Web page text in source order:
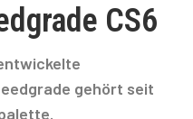
CS6
gehört seit